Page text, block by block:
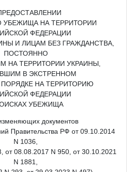
УБЕЖИЩА НА ТЕРРИТОРИИ
ФЕДЕРАЦИИ
И ЛИЦАМ БЕЗ ГРАЖДАНСТВА,
ПОСТОЯННО
НА ТЕРРИТОРИИ УКРАИНЫ,
В ЭКСТРЕННОМ
НА ТЕРРИТОРИЮ
ФЕДЕРАЦИИ
УБЕЖИЩА
документов
Правительства РФ от 09.10.2014
N 1036,
от 08.08.2017 N 950, от 30.10.2021
N 1881,